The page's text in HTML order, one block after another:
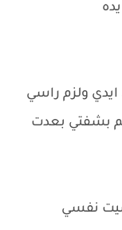
ولزم راسي
بشفتي بعدت
نفسي